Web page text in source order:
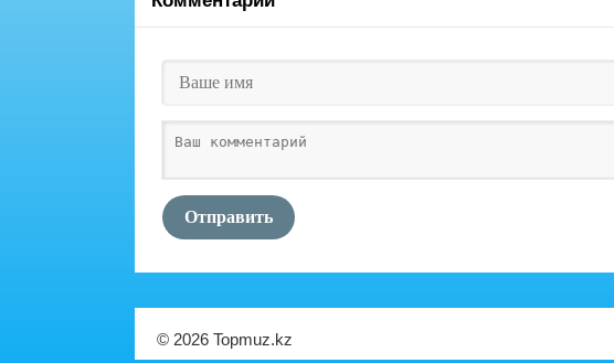
Отправить
© 2026 Topmuz.kz